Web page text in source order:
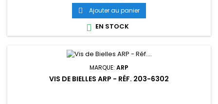
 Ajouter au panier
 EN STOCK
MARQUE: ARP
VIS DE BIELLES ARP - RÉF. 203-6302